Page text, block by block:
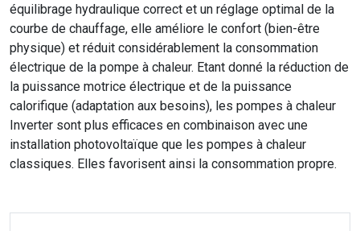
équilibrage hydraulique correct et un réglage optimal de la
courbe de chauffage, elle améliore le confort (bien-être
physique) et réduit considérablement la consommation
électrique de la pompe à chaleur. Etant donné la réduction de
la puissance motrice électrique et de la puissance
calorifique (adaptation aux besoins), les pompes à chaleur
Inverter sont plus efficaces en combinaison avec une
installation photovoltaïque que les pompes à chaleur
classiques. Elles favorisent ainsi la consommation propre.